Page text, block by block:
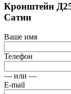
Кронштейн
Сатин
Ваше имя
Телефон
— или —
E-mail